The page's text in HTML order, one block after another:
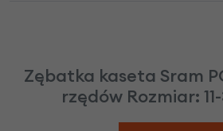
Zębatka kaseta Sram
rzędów Rozmiar: